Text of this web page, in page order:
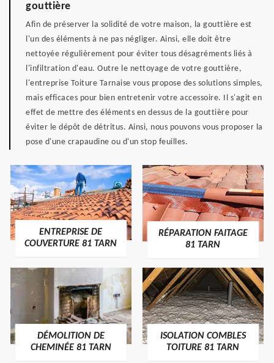
gouttière
Afin de préserver la solidité de votre maison, la gouttière est
l'un des éléments à ne pas négliger. Ainsi, elle doit être
nettoyée régulièrement pour éviter tous désagréments liés à
l'infiltration d'eau. Outre le nettoyage de votre gouttière,
l'entreprise Toiture Tarnaise vous propose des solutions simples,
mais efficaces pour bien entretenir votre accessoire. Il s'agit en
effet de mettre des éléments en dessus de la gouttière pour
éviter le dépôt de détritus. Ainsi, nous pouvons vous proposer la
pose d'une crapaudine ou d'un stop feuilles.
ENTREPRISE DE
COUVERTURE 81 TARN
RÉPARATION FAITAGE
81 TARN
DÉMOLITION DE
CHEMINÉE 81 TARN
ISOLATION COMBLES
TOITURE 81 TARN